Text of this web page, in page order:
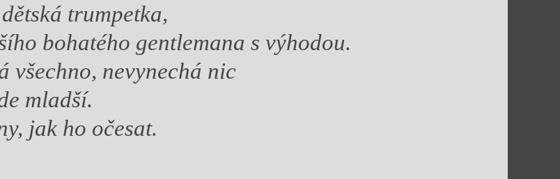
trumpetka,
bohatého gentlemana s výhodou.
všechno, nevynechá nic
mladší.
jak ho očesat.